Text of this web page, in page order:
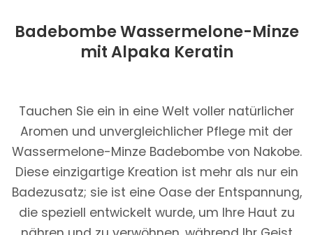
Badebombe Wassermelone-Minze
mit Alpaka Keratin
Tauchen Sie ein in eine Welt voller natürlicher
Aromen und unvergleichlicher Pflege mit der
Wassermelone-Minze Badebombe von Nakobe.
Diese einzigartige Kreation ist mehr als nur ein
Badezusatz; sie ist eine Oase der Entspannung,
die speziell entwickelt wurde, um Ihre Haut zu